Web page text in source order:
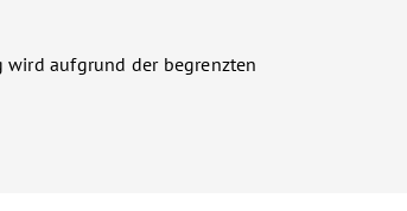
wird aufgrund der begrenzten